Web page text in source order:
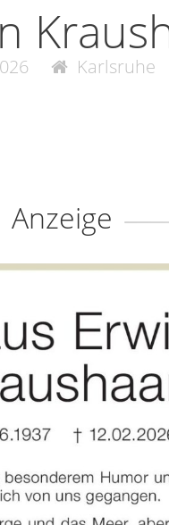
Karlsruhe
Anzeige